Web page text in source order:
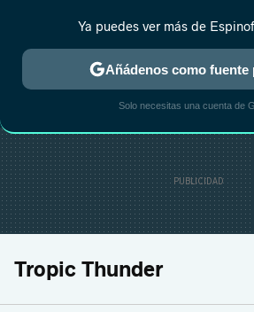
ESTRENOS REALITY ANIME
Tropic Thunder
Ya puedes ver más de
Añádenos como fuente
Solo necesitas una cuenta de